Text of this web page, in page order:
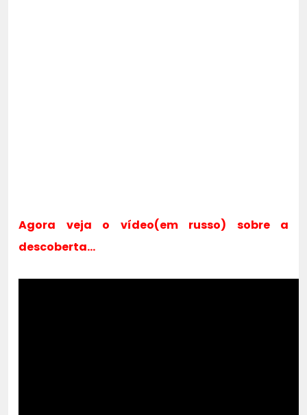
Agora veja o vídeo(em russo) sobre a
descoberta…